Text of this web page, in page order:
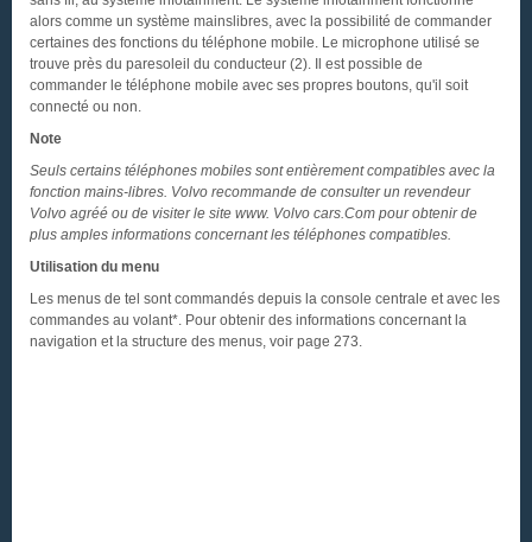
alors comme un système mainslibres, avec la possibilité de commander
certaines des fonctions du téléphone mobile. Le microphone utilisé se
trouve près du paresoleil du conducteur (2). Il est possible de
commander le téléphone mobile avec ses propres boutons, qu'il soit
connecté ou non.
Note
Seuls certains téléphones mobiles sont entièrement compatibles avec la
fonction mains-libres. Volvo recommande de consulter un revendeur
Volvo agréé ou de visiter le site www. Volvo cars.Com pour obtenir de
plus amples informations concernant les téléphones compatibles.
Utilisation du menu
Les menus de tel sont commandés depuis la console centrale et avec les
commandes au volant*. Pour obtenir des informations concernant la
navigation et la structure des menus, voir page 273.